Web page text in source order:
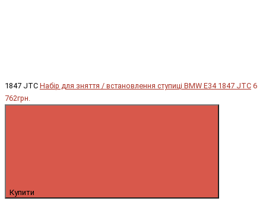
1847 JTC Набір для зняття / встановлення ступиці BMW E34 1847 JTC 6
762грн.
Купити